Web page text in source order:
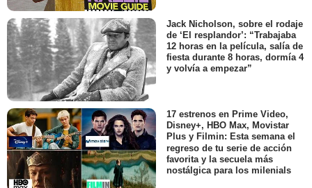
Jack Nicholson, sobre el rodaje
de ‘El resplandor’: “Trabajaba
12 horas en la película, salía de
fiesta durante 8 horas, dormía 4
y volvía a empezar”
17 estrenos en Prime Video,
Disney+, HBO Max, Movistar
Plus y Filmin: Esta semana el
regreso de tu serie de acción
favorita y la secuela más
nostálgica para los milenials